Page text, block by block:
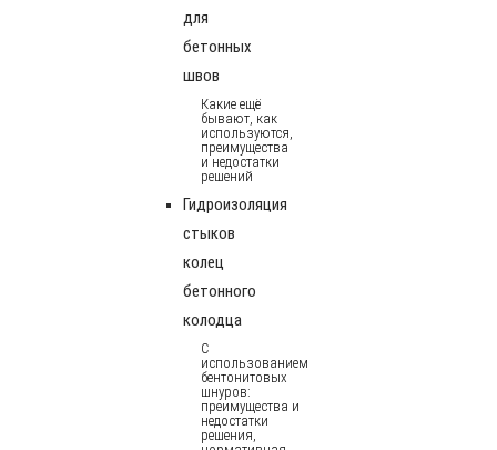
для
бетонных
швов
Какие ещё
бывают, как
используются,
преимущества
и недостатки
решений
Гидроизоляция
стыков
колец
бетонного
колодца
С
использованием
бентонитовых
шнуров:
преимущества и
недостатки
решения,